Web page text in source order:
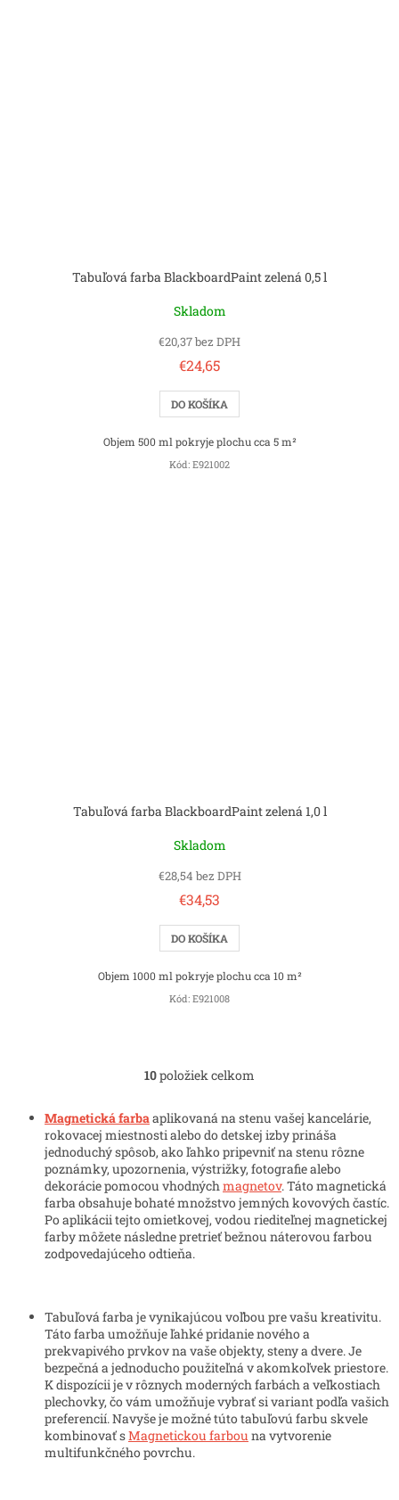
Tabuľová farba BlackboardPaint zelená 0,5 l
Skladom
€20,37 bez DPH
€24,65
DO KOŠÍKA
Objem 500 ml pokryje plochu cca 5 m²
Kód: E921002
Tabuľová farba BlackboardPaint zelená 1,0 l
Skladom
€28,54 bez DPH
€34,53
DO KOŠÍKA
Objem 1000 ml pokryje plochu cca 10 m²
Kód: E921008
O
l
á
d
a
c
i
e
p
v
ý
p
i
s
u
10položiek celkom
Magnetická farbaaplikovaná na stenu vašej kancelárie,
rokovacej miestnosti alebo do detskej izby prináša
jednoduchý spôsob, ako ľahko pripevniť na stenu rôzne
poznámky, upozornenia, výstrižky, fotografie alebo
dekorácie pomocou vhodnýchmagnetov. Táto magnetická
farba obsahuje bohaté množstvo jemných kovových častíc.
Po aplikácii tejto omietkovej, vodou riediteľnej magnetickej
farby môžete následne pretrieť bežnou náterovou farbou
zodpovedajúceho odtieňa.
Tabuľová farba je vynikajúcou voľbou pre vašu kreativitu.
Táto farba umožňuje ľahké pridanie nového a
prekvapivého prvkov na vaše objekty, steny a dvere. Je
bezpečná a jednoducho použiteľná v akomkoľvek priestore.
K dispozícii je v rôznych moderných farbách a veľkostiach
plechovky, čo vám umožňuje vybrať si variant podľa vašich
preferencií. Navyše je možné túto tabuľovú farbu skvele
kombinovať sMagnetickou farbou na vytvorenie
multifunkčného povrchu.